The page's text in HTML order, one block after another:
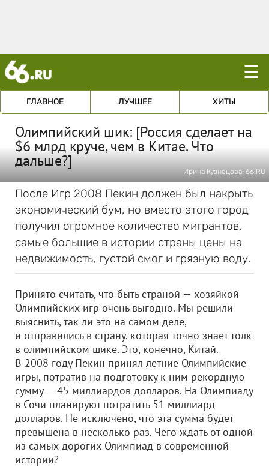
☰
ГЛАВНОЕ ЛУЧШЕЕ ХИТЫ
Олимпийский шик: [Россия сделает на
$6 млрд круче, чем в Китае. Что
дальше?]
Ирина Кузнецова; 66.RU
После Игр 2008 Пекин должен был накрыть
экономический бум, но вместо этого город
получил огромное количество мигрантов,
самые большие в истории страны цены на
недвижимость, густой смог и грязную воду.
Принято считать, что быть страной — хозяйкой
Олимпийских игр очень выгодно. Мы решили
выяснить, так ли это на самом деле,
и отправились в страну, которая точно знает толк
в олимпийском шике. Это, конечно, Китай.
В 2008 году Пекин принял летние Олимпийские
игры, потратив на подготовку к ним рекордную
сумму — 45 миллиардов долларов. На Олимпиаду
в Сочи планируют потратить 51 миллиард
долларов. Не исключено, что эта сумма будет
превышена в несколько раз. Чего ждать от одной
из самых дорогих Олимпиад в современной
истории?